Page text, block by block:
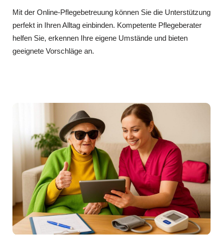
Mit der Online-Pflegebetreuung können Sie die Unterstützung
perfekt in Ihren Alltag einbinden. Kompetente Pflegeberater
helfen Sie, erkennen Ihre eigene Umstände und bieten
geeignete Vorschläge an.